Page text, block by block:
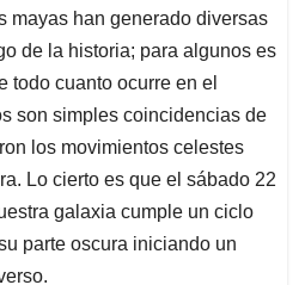
mayas han generado diversas
de la historia; para algunos es
todo cuanto ocurre en el
son simples coincidencias de
los movimientos celestes
Lo cierto es que el sábado 22
galaxia cumple un ciclo
parte oscura iniciando un